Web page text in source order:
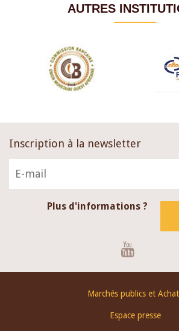
AUTRES
Inscription à la newsletter
Plus d'informations ?
Marchés publics et
Espace presse